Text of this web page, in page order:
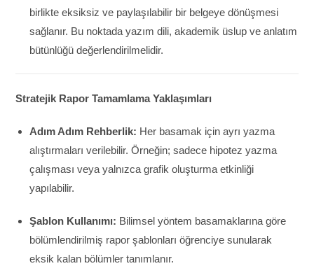
birlikte eksiksiz ve paylaşılabilir bir belgeye dönüşmesi
sağlanır. Bu noktada yazım dili, akademik üslup ve anlatım
bütünlüğü değerlendirilmelidir.
Stratejik Rapor Tamamlama Yaklaşımları
Adım Adım Rehberlik: Her basamak için ayrı yazma
alıştırmaları verilebilir. Örneğin; sadece hipotez yazma
çalışması veya yalnızca grafik oluşturma etkinliği
yapılabilir.
Şablon Kullanımı: Bilimsel yöntem basamaklarına göre
bölümlendirilmiş rapor şablonları öğrenciye sunularak
eksik kalan bölümler tanımlanır.